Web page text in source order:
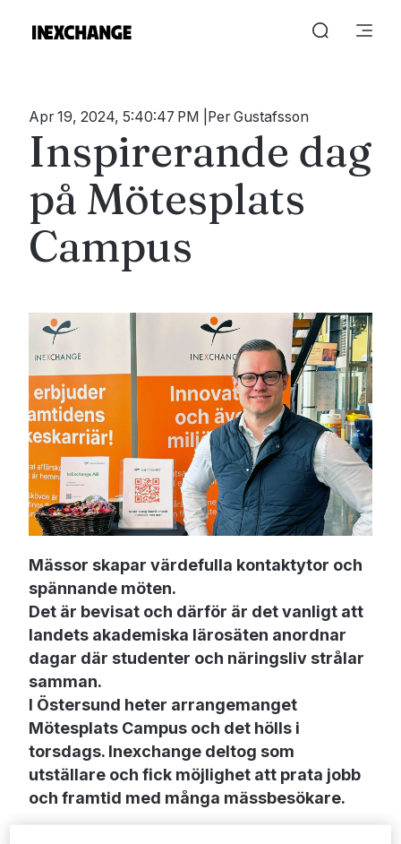
Apr 19, 2024, 5:40:47 PM Per Gustafsson
Inspirerande dag
på Mötesplats
Campus
Mässor skapar värdefulla kontaktytor och
spännande möten.
Det är bevisat och därför är det vanligt att
landets akademiska lärosäten anordnar
dagar där studenter och näringsliv strålar
samman.
I Östersund heter arrangemanget
Mötesplats Campus och det hölls i
torsdags. Inexchange deltog som
utställare och fick möjlighet att prata jobb
och framtid med många mässbesökare.